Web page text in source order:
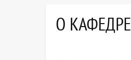
О КАФЕДРЕ